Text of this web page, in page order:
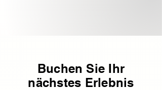
Buchen Sie Ihr
nächstes Erlebnis